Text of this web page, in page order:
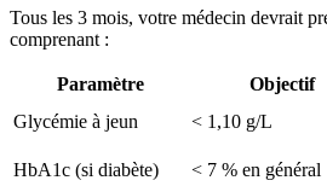
Tous les 3 mois, votre médecin devrait
comprenant :
Paramètre Objectif
Glycémie à jeun
< 1,10 g/L
HbA1c (si diabète)
< 7 % en général